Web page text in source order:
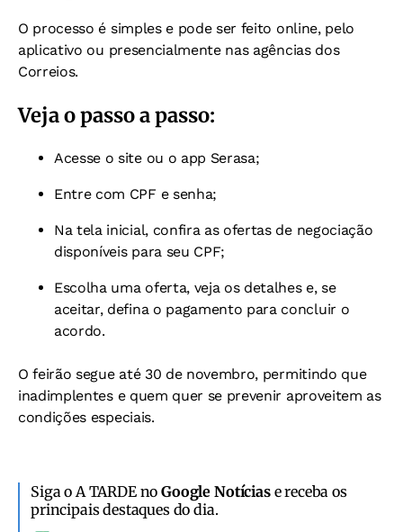
O processo é simples e pode ser feito online, pelo
aplicativo ou presencialmente nas agências dos
Correios.
Veja o passo a passo:
Acesse o site ou o app Serasa;
Entre com CPF e senha;
Na tela inicial, confira as ofertas de negociação
disponíveis para seu CPF;
Escolha uma oferta, veja os detalhes e, se
aceitar, defina o pagamento para concluir o
acordo.
O feirão segue até 30 de novembro, permitindo que
inadimplentes e quem quer se prevenir aproveitem as
condições especiais.
Siga o A TARDE noGoogle Notíciase receba os
principais destaques do dia.